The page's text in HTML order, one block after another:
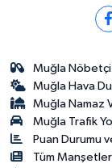
Muğla
Muğla Hava
Muğla Namaz
Muğla Trafik
Puan Durumu
Tüm Manşetler